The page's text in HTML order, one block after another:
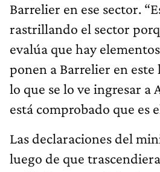
Barrelier en ese sector.
rastrillando el sector
evalúa que hay
ponen a Barrelier en
lo que se lo ve ingresar a
está comprobado que es
Las declaraciones del
luego de que